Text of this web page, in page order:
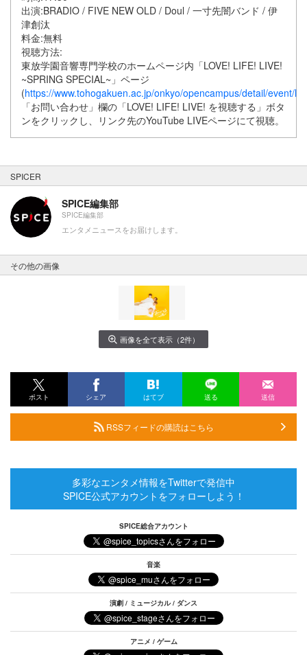
出演:BRADIO / FIVE NEW OLD / Doul / 一寸先闇バンド / 伊
津創汰
料金:無料
視聴方法:
東放学園音響専門学校のホームページ内「LOVE! LIFE! LIVE!
~SPRING SPECIAL~」ページ
(https://www.tohogakuen.ac.jp/onkyo/opencampus/detail/event/
「お問い合わせ」欄の「LOVE! LIFE! LIVE! を視聴する」ボタ
ンをクリックし、リンク先のYouTube LIVEページにて視聴。
SPICER
SPICE編集部
SPICE編集部
エンタメニュースをお届けします。
その他の画像
画像を全て表示（2件）
ポスト シェア はてブ 送る 送信
RSSフィードの購読はこちら
多彩なエンタメ情報をTwitterで発信中
SPICE公式アカウントをフォローしよう！
SPICE総合アカウント
音楽
演劇 / ミュージカル / ダンス
アニメ / ゲーム